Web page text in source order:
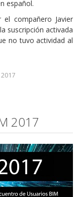
español.
compañero Javier
suscripción activada
no tuvo actividad al
2017